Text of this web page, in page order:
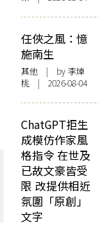
任俠之風：憶
施南生
其他 | by 李焯
桃 | 2026-08-04
ChatGPT拒生
成模仿作家風
格指令 在世及
已故文豪皆受
限 改提供相近
氛圍「原創」
文字